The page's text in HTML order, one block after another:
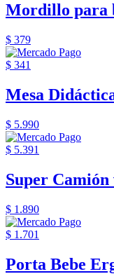
Mordillo para
$ 379
$ 341
Mesa
$ 5.990
$ 5.391
Super
$ 1.890
$ 1.701
Porta Bebe